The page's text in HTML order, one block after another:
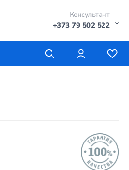
Консультант
+373 79 502 522